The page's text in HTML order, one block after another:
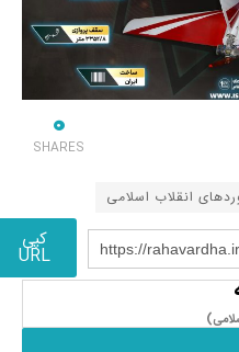
0
SHARES
انقلاب اسلامی
https:// کپی
URL